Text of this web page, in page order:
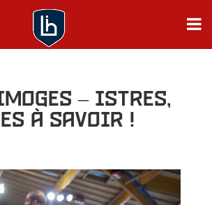
– Istres,
à savoir !